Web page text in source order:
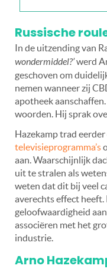
Russische
In de uitzending van
wondermiddel?’werd
geschoven om
nemen wanneer zij
apotheek
woorden. Hij sprak
Hazekamp trad eerder
televisieprogramma’s
aan. Waarschijnlijk
uit te stralen als
weten dat dit bij veel
averechts effect
geloofwaardigheid
associëren met het
industrie.
Arno